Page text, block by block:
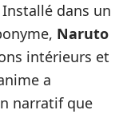
dans un
Naruto
intérieurs et
a
narratif que